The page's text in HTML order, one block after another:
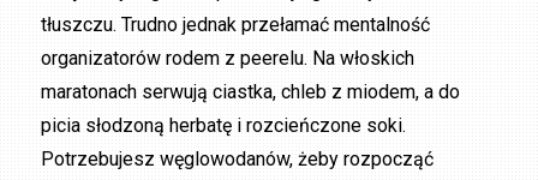
tłuszczu. Trudno jednak przełamać mentalność
organizatorów rodem z peerelu. Na włoskich
maratonach serwują ciastka, chleb z miodem, a do
picia słodzoną herbatę i rozcieńczone soki.
Potrzebujesz węglowodanów, żeby rozpocząć